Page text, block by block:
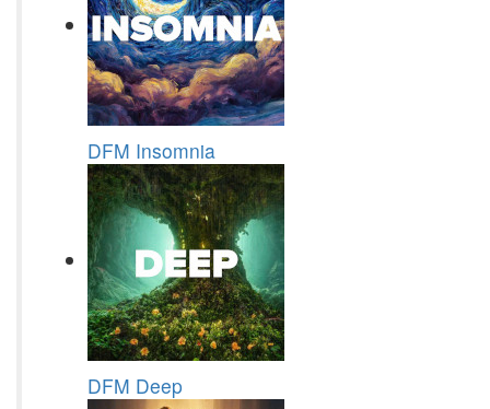
DFM Insomnia
DFM Deep